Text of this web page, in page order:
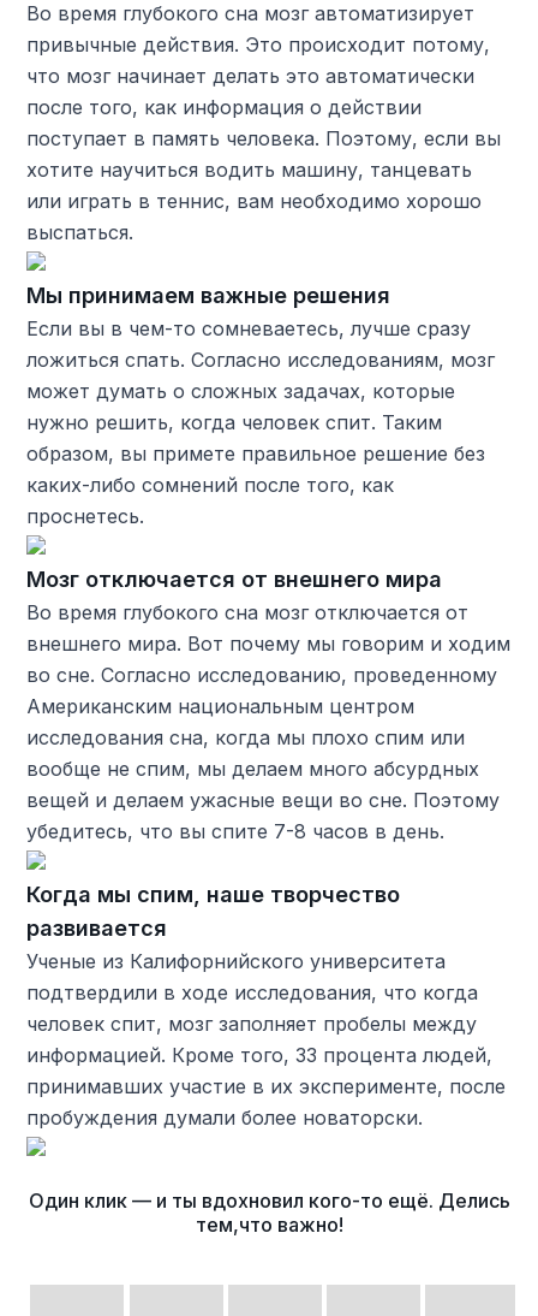
Во время глубокого сна мозг автоматизирует
привычные действия. Это происходит потому,
что мозг начинает делать это автоматически
после того, как информация о действии
поступает в память человека. Поэтому, если вы
хотите научиться водить машину, танцевать
или играть в теннис, вам необходимо хорошо
выспаться.
Мы принимаем важные решения
Если вы в чем-то сомневаетесь, лучше сразу
ложиться спать. Согласно исследованиям, мозг
может думать о сложных задачах, которые
нужно решить, когда человек спит. Таким
образом, вы примете правильное решение без
каких-либо сомнений после того, как
проснетесь.
Мозг отключается от внешнего мира
Во время глубокого сна мозг отключается от
внешнего мира. Вот почему мы говорим и ходим
во сне. Согласно исследованию, проведенному
Американским национальным центром
исследования сна, когда мы плохо спим или
вообще не спим, мы делаем много абсурдных
вещей и делаем ужасные вещи во сне. Поэтому
убедитесь, что вы спите 7-8 часов в день.
Когда мы спим, наше творчество
развивается
Ученые из Калифорнийского университета
подтвердили в ходе исследования, что когда
человек спит, мозг заполняет пробелы между
информацией. Кроме того, 33 процента людей,
принимавших участие в их эксперименте, после
пробуждения думали более новаторски.